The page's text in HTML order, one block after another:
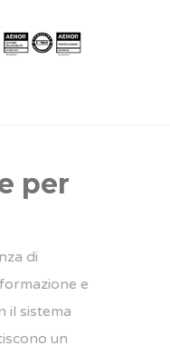
per
di
e
il sistema
un